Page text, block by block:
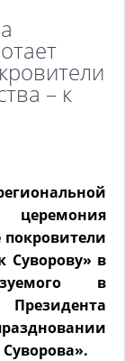
– к
Суворову» в
в